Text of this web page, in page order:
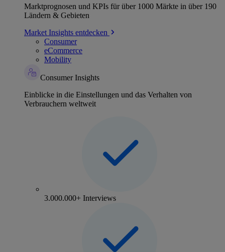
Marktprognosen und KPIs für über 1000 Märkte in über 190
Ländern & Gebieten
Market Insights entdecken
Consumer
eCommerce
Mobility
Consumer Insights
Einblicke in die Einstellungen und das Verhalten von
Verbrauchern weltweit
3.000.000+ Interviews